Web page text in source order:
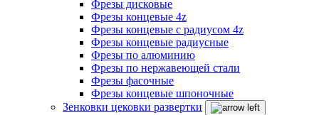
Фрезы дисковые
Фрезы концевые 4z
Фрезы концевые с радиусом 4z
Фрезы концевые радиусные
Фрезы по алюминию
Фрезы по нержавеющей стали
Фрезы фасочные
Фрезы концевые шпоночные
Зенковки цековки развертки